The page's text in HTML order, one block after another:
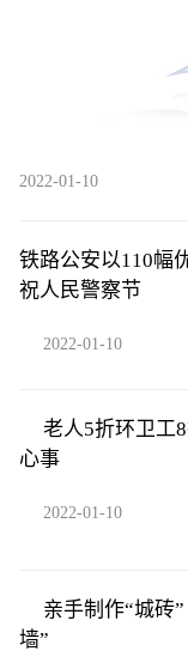
2022-01-10
铁路公安以110幅
祝人民警察节
2022-01-10
老人5折环卫工
心事
2022-01-10
亲手制作“城砖
墙”